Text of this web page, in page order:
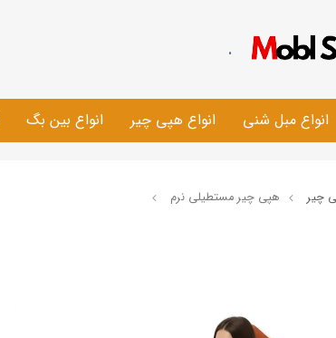
.
انواع مبل شنی انواع هپی چیر انواع بین بگ
چیر هپی چیر مستطیلی نرم